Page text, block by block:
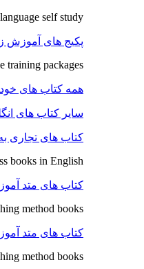
self study
پکیج های آموزش
training packages
همه کتاب های
سایر کتاب های
کتاب های تجاری
books in English
کتاب های متد
method books
کتاب های متد
method books